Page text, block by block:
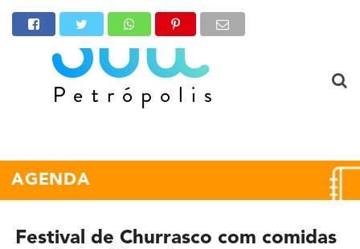
AGENDA
Festival de Churrasco com comidas